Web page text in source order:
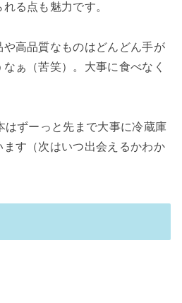
る点も魅力です。
高品質なものはどんどん手が
ぁ（苦笑）。大事に食べなく
はずーっと先まで大事に冷蔵庫
す（次はいつ出会えるかわか